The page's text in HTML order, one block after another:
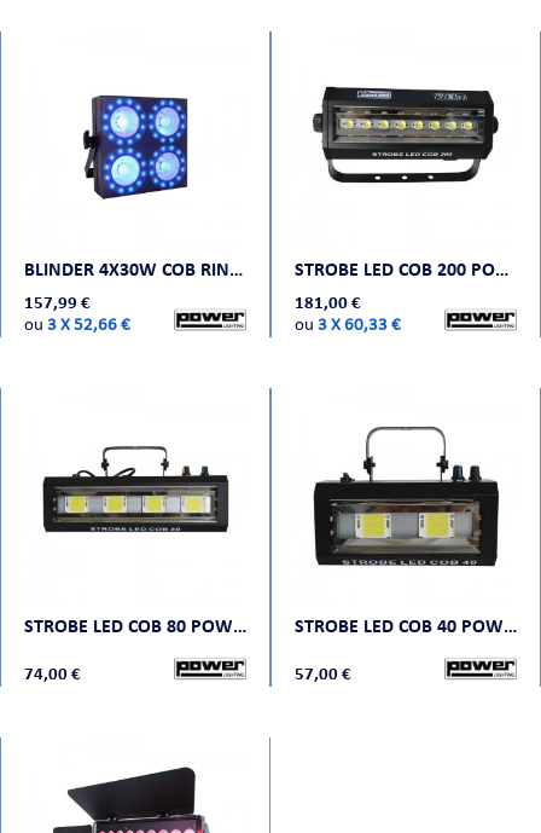
BLINDER 4X30W COB RING POWER LIGHTING
157,99 €
ou 3 X 52,66 €
STROBE LED COB 200 POWER LIGHTING
181,00 €
ou 3 X 60,33 €
STROBE LED COB 80 POWER LIGHTING
74,00 €
STROBE LED COB 40 POWER LIGHTING
57,00 €